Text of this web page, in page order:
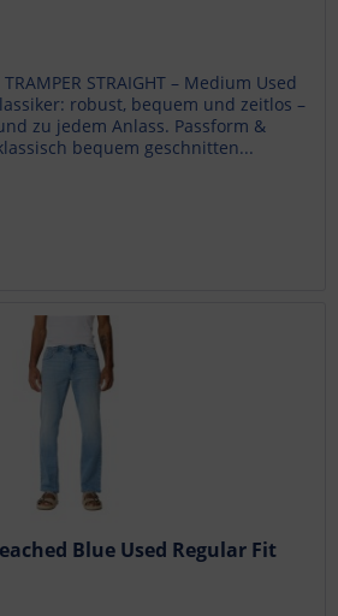
STRAIGHT – Medium Used
robust, bequem und zeitlos –
zu jedem Anlass. Passform &
bequem geschnitten...
Blue Used Regular Fit